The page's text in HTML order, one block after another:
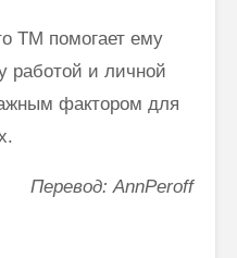
ТМ помогает ему
работой и личной
фактором для
Перевод: AnnPeroff